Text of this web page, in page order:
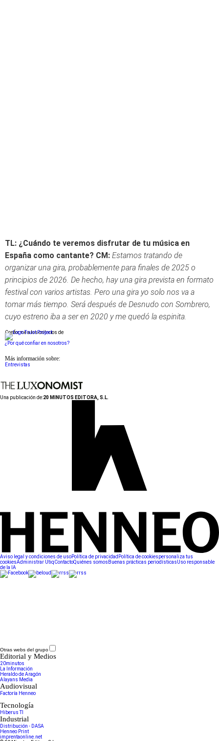
TL: ¿Cuándo te veremos disfrutar de tu música en
España como cantante? CM: Estamos tratando de
organizar una gira, probablemente para finales de 2025 o
principios de 2026. De hecho, hay una gira prevista en formato
festival con varios artistas. Pero una gira yo solo nos va a
tomar más tiempo. Será después de Desnudo con Sombrero,
cuyo estreno iba a ser en 2020 y me quedó la espinita.
Conforme a los criterios de
¿Por qué confiar en nosotros?
Más información sobre:
Entrevistas
Una publicación de:20 MINUTOS EDITORA, S.L.
Aviso legal y condiciones de usoPolítica de privacidad Política de cookiespersonaliza tus
cookiesAdministrar UtiqContactoQuiénes somos Buenas prácticas periodísticasUso responsable
de la IA
Otras webs del grupo
Editorial y Medios
20minutos
La Información
Heraldo de Aragón
Alayans Media
Audiovisual
Factoría Henneo
Tecnología
Hiberus TI
Industrial
Distribución - DASA
Henneo Print
imprentaonline.net